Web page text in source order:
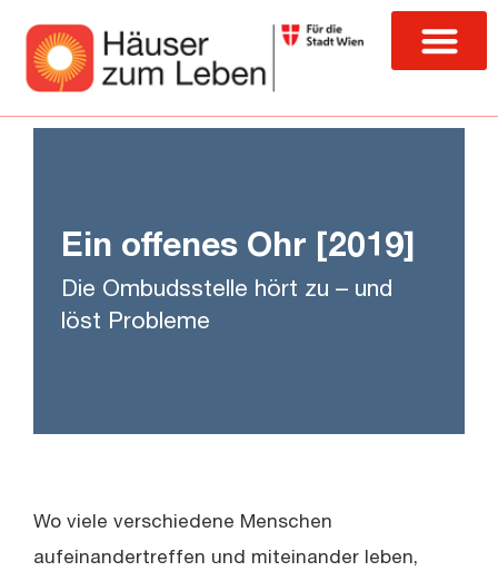
Ein offenes Ohr [2019]
Die Ombudsstelle hört zu – und
löst Probleme
Wo viele verschiedene Menschen
aufeinandertreffen und miteinander leben,